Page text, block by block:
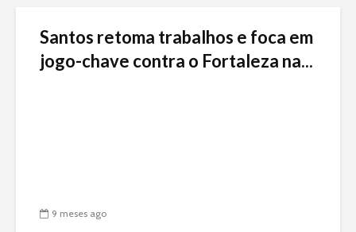
Santos retoma trabalhos e foca em
jogo-chave contra o Fortaleza na...
9 meses ago